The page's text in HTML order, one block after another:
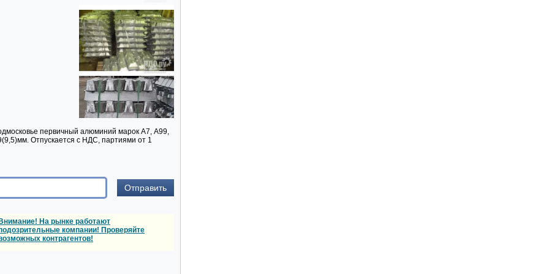
первичный алюминий марок А7, А99,
Отпускается с НДС, партиями от 1
На рынке работают
компании! Проверяйте
контрагентов!